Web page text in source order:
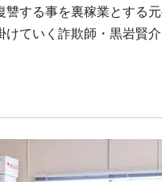
する事を裏稼業とする
ていく詐欺師・黒岩賢介